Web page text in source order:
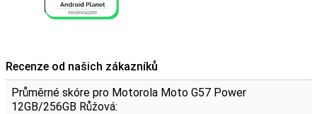
Recenze od našich zákazníků
Průměrné skóre pro Motorola Moto G57 Power
12GB/256GB Růžová: